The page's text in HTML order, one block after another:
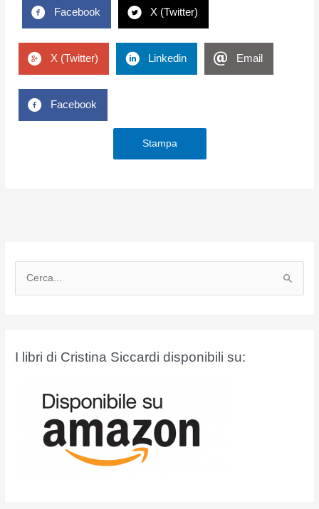
Facebook X (Twitter)
X (Twitter) Linkedin Email
Facebook
Stampa
I libri di Cristina Siccardi disponibili su: